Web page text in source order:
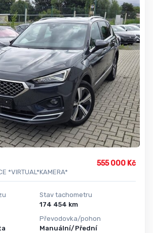
*VIRTUAL*KAMERA*
555 000 Kč
Stav tachometru
174 454 km
Převodovka/pohon
Manuální/Přední